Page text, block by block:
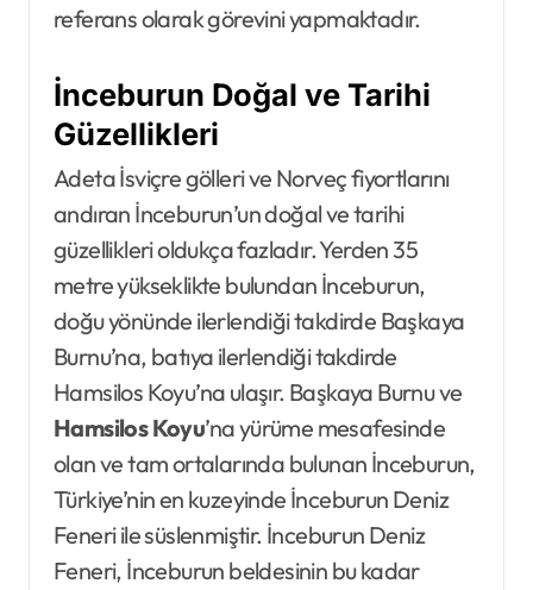
referans olarak görevini yapmaktadır.
İnceburun Doğal ve Tarihi
Güzellikleri
Adeta İsviçre gölleri ve Norveç fiyortlarını
andıran İnceburun’un doğal ve tarihi
güzellikleri oldukça fazladır. Yerden 35
metre yükseklikte bulundan İnceburun,
doğu yönünde ilerlendiği takdirde Başkaya
Burnu’na, batıya ilerlendiği takdirde
Hamsilos Koyu’na ulaşır. Başkaya Burnu ve
Hamsilos Koyu’na yürüme mesafesinde
olan ve tam ortalarında bulunan İnceburun,
Türkiye’nin en kuzeyinde İnceburun Deniz
Feneri ile süslenmiştir. İnceburun Deniz
Feneri, İnceburun beldesinin bu kadar